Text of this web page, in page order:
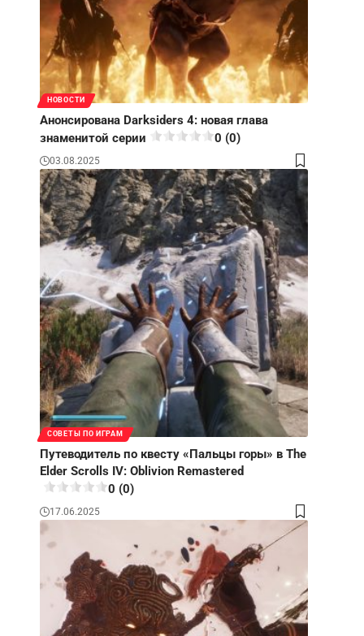
НОВОСТИ
Анонсирована Darksiders 4: новая глава
знаменитой серии
0 (0)
03.08.2025
СОВЕТЫ ПО ИГРАМ
Путеводитель по квесту «Пальцы горы» в The
Elder Scrolls IV: Oblivion Remastered
0 (0)
17.06.2025